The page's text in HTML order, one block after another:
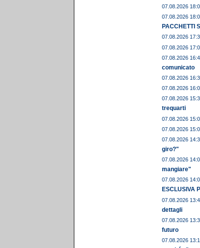
07.08.2026
07.08.2026
PACCHETTI
07.08.2026
07.08.2026
07.08.2026
comunicato
07.08.2026
07.08.2026
07.08.2026
trequarti
07.08.2026
07.08.2026
07.08.2026
giro?"
07.08.2026
mangiare"
07.08.2026
ESCLUSIVA
07.08.2026
dettagli
07.08.2026
futuro
07.08.2026